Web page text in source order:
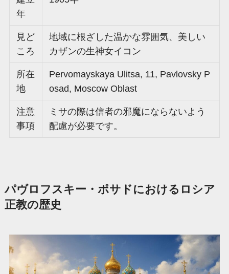
年
見ど
ころ
地域に根ざした温かな雰囲気、美しい
カザンの生神女イコン
所在
地
Pervomayskaya Ulitsa, 11, Pavlovsky P
osad, Moscow Oblast
注意
事項
ミサの際は信者の邪魔にならないよう
配慮が必要です。
パヴロフスキー・ポサドにおけるロシア
正教の歴史